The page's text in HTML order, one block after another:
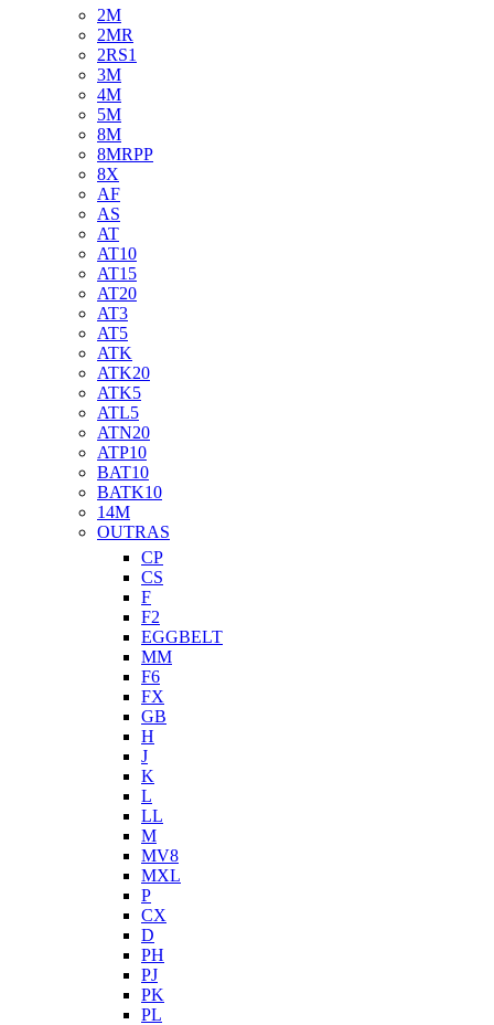
2M
2MR
2RS1
3M
4M
5M
8M
8MRPP
8X
AF
AS
AT
AT10
AT15
AT20
AT3
AT5
ATK
ATK20
ATK5
ATL5
ATN20
ATP10
BAT10
BATK10
14M
OUTRAS
CP
CS
F
F2
EGGBELT
MM
F6
FX
GB
H
J
K
L
LL
M
MV8
MXL
P
CX
D
PH
PJ
PK
PL